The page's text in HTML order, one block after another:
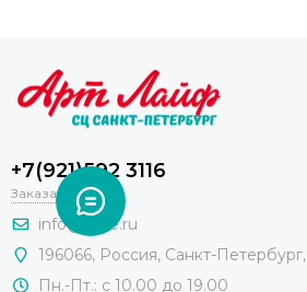
+7(921)592 3116
Заказать звонок
info@a-life.ru
196066, Россия, Санкт-Петербург,
Пн.-Пт.: с 10.00 до 19.00